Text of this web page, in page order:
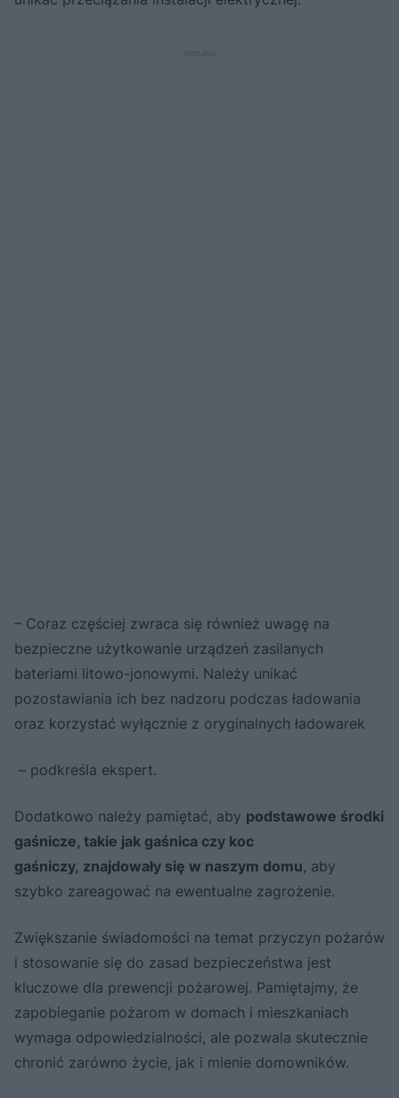
– Coraz częściej zwraca się również uwagę na
bezpieczne użytkowanie urządzeń zasilanych
bateriami litowo-jonowymi. Należy unikać
pozostawiania ich bez nadzoru podczas ładowania
oraz korzystać wyłącznie z oryginalnych ładowarek
– podkreśla ekspert.
Dodatkowo należy pamiętać, aby podstawowe środki
gaśnicze, takie jak gaśnica czy koc
gaśniczy, znajdowały się w naszym domu, aby
szybko zareagować na ewentualne zagrożenie.
Zwiększanie świadomości na temat przyczyn pożarów
i stosowanie się do zasad bezpieczeństwa jest
kluczowe dla prewencji pożarowej. Pamiętajmy, że
zapobieganie pożarom w domach i mieszkaniach
wymaga odpowiedzialności, ale pozwala skutecznie
chronić zarówno życie, jak i mienie domowników.